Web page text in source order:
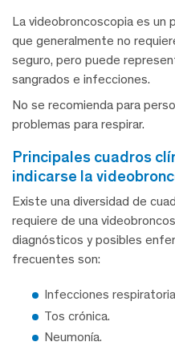
La videobroncoscopia es un
que generalmente no
seguro, pero puede
sangrados e infecciones.
No se recomienda para
problemas para respirar.
principales cuadros clínicos en los que suele
indicarse la
Existe una diversidad de
requiere de una
diagnósticos y posibles
frecuentes son:
Infecciones
Tos crónica.
Neumonía.